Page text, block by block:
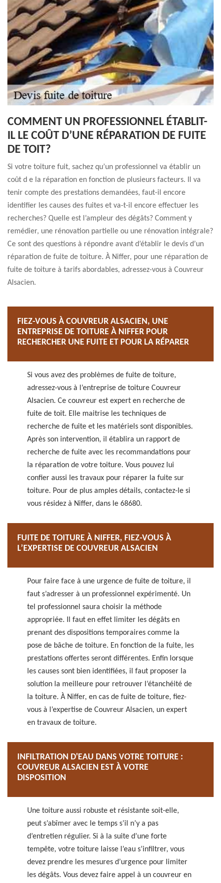
COMMENT UN PROFESSIONNEL ÉTABLIT-
IL LE COÛT D’UNE RÉPARATION DE FUITE
DE TOIT?
Si votre toiture fuit, sachez qu’un professionnel va établir un
coût d e la réparation en fonction de plusieurs facteurs. Il va
tenir compte des prestations demandées, faut-il encore
identifier les causes des fuites et va-t-il encore effectuer les
recherches? Quelle est l’ampleur des dégâts? Comment y
remédier, une rénovation partielle ou une rénovation intégrale?
Ce sont des questions à répondre avant d’établir le devis d’un
réparation de fuite de toiture. À Niffer, pour une réparation de
fuite de toiture à tarifs abordables, adressez-vous à Couvreur
Alsacien.
FIEZ-VOUS À COUVREUR ALSACIEN, UNE
ENTREPRISE DE TOITURE À NIFFER POUR
RECHERCHER UNE FUITE ET POUR LA RÉPARER
Si vous avez des problèmes de fuite de toiture,
adressez-vous à l’entreprise de toiture Couvreur
Alsacien. Ce couvreur est expert en recherche de
fuite de toit. Elle maitrise les techniques de
recherche de fuite et les matériels sont disponibles.
Après son intervention, il établira un rapport de
recherche de fuite avec les recommandations pour
la réparation de votre toiture. Vous pouvez lui
confier aussi les travaux pour réparer la fuite sur
toiture. Pour de plus amples détails, contactez-le si
vous résidez à Niffer, dans le 68680.
FUITE DE TOITURE À NIFFER, FIEZ-VOUS À
L’EXPERTISE DE COUVREUR ALSACIEN
Pour faire face à une urgence de fuite de toiture, il
faut s’adresser à un professionnel expérimenté. Un
tel professionnel saura choisir la méthode
appropriée. Il faut en effet limiter les dégâts en
prenant des dispositions temporaires comme la
pose de bâche de toiture. En fonction de la fuite, les
prestations offertes seront différentes. Enfin lorsque
les causes sont bien identifiées, il faut proposer la
solution la meilleure pour retrouver l’étanchéité de
la toiture. À Niffer, en cas de fuite de toiture, fiez-
vous à l’expertise de Couvreur Alsacien, un expert
en travaux de toiture.
INFILTRATION D'EAU DANS VOTRE TOITURE :
COUVREUR ALSACIEN EST À VOTRE
DISPOSITION
Une toiture aussi robuste et résistante soit-elle,
peut s’abîmer avec le temps s’il n’y a pas
d’entretien régulier. Si à la suite d’une forte
tempête, votre toiture laisse l’eau s’infiltrer, vous
devez prendre les mesures d’urgence pour limiter
les dégâts. Vous devez faire appel à un couvreur en